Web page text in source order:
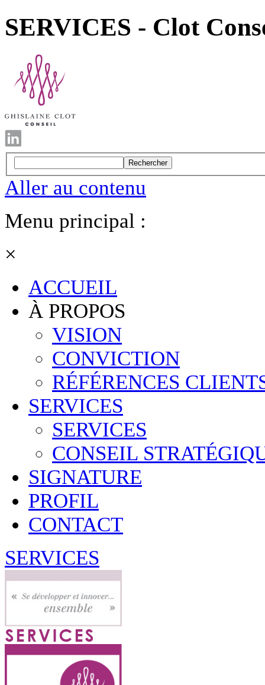
SERVICES - Clot
Rechercher
Aller au contenu
Menu principal :
×
ACCUEIL
À PROPOS
VISION
CONVICTION
RÉFÉRENCES
SERVICES
SERVICES
CONSEIL
SIGNATURE
PROFIL
CONTACT
SERVICES